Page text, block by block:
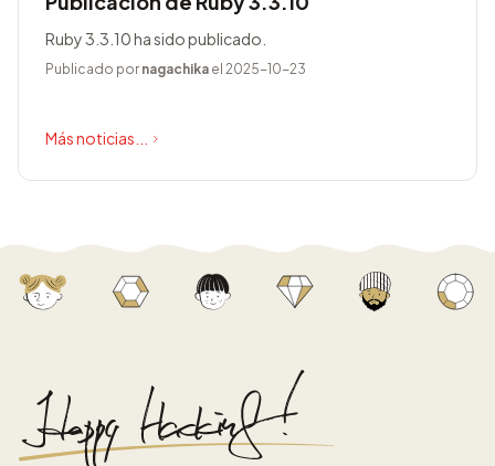
Ruby 3.3.10 ha sido publicado.
Publicado por nagachika el 2025-10-23
Más noticias...